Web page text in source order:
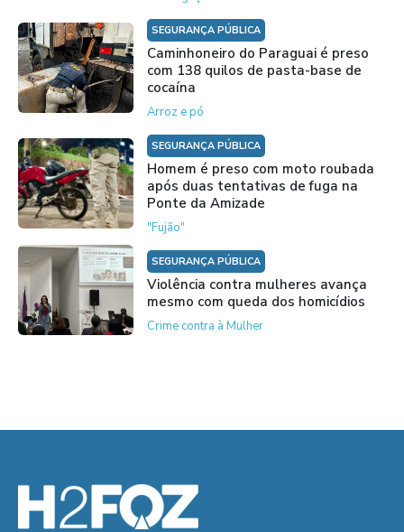
SEGURANÇA PÚBLICA
Caminhoneiro do Paraguai é preso
com 138 quilos de pasta-base de
cocaína
Arroz e pó
SEGURANÇA PÚBLICA
Homem é preso com moto roubada
após duas tentativas de fuga na
Ponte da Amizade
"Fujão"
SEGURANÇA PÚBLICA
Violência contra mulheres avança
mesmo com queda dos homicídios
Crime contra à Mulher